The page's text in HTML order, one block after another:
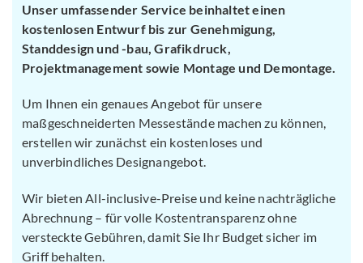
Unser umfassender Service beinhaltet einen
kostenlosen Entwurf bis zur Genehmigung,
Standdesign und -bau, Grafikdruck,
Projektmanagement sowie Montage und Demontage.
Um Ihnen ein genaues Angebot für unsere
maßgeschneiderten Messestände machen zu können,
erstellen wir zunächst ein kostenloses und
unverbindliches Designangebot.
Wir bieten All-inclusive-Preise und keine nachträgliche
Abrechnung – für volle Kostentransparenz ohne
versteckte Gebühren, damit Sie Ihr Budget sicher im
Griff behalten.